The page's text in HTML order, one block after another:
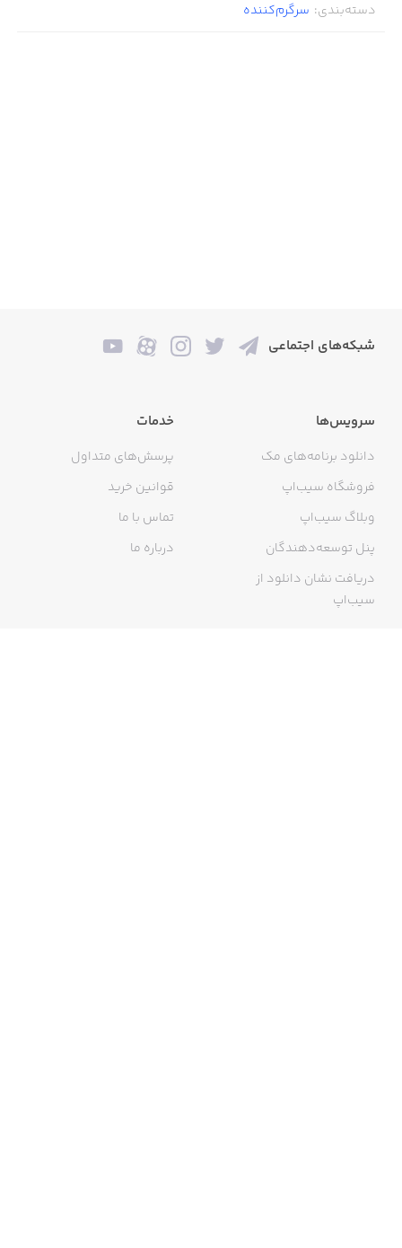
دسته‌بندی: سرگرم‌کننده
شبکه‌های اجتماعی
سرویس‌ها
دانلود برنامه‌های مک
فروشگاه سیب‌اپ
وبلاگ سیب‌اپ
پنل توسعه‌دهندگان
دریافت نشان دانلود از
سیب‌اپ
خدمات
پرسش‌های متداول
قوانین خرید
تماس با ما
درباره ما